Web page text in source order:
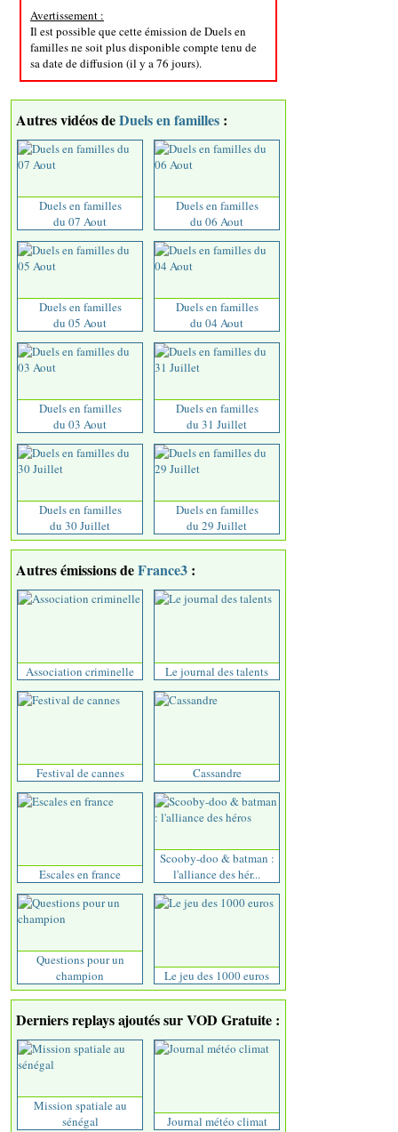
Avertissement :
Il est possible que cette émission de Duels en
familles ne soit plus disponible compte tenu de
sa date de diffusion (il y a 76 jours).
Autres vidéos deDuels en familles :
Duels en familles
du 07 Aout
Duels en familles
du 06 Aout
Duels en familles
du 05 Aout
Duels en familles
du 04 Aout
Duels en familles
du 03 Aout
Duels en familles
du 31 Juillet
Duels en familles
du 30 Juillet
Duels en familles
du 29 Juillet
Autres émissions deFrance3 :
Association criminelle Le journal des talents
Festival de cannes Cassandre
Escales en france
Scooby-doo & batman :
l'alliance des hér...
Questions pour un
champion
Le jeu des 1000 euros
Derniers replays ajoutés sur VOD Gratuite :
Mission spatiale au
sénégal
Journal météo climat